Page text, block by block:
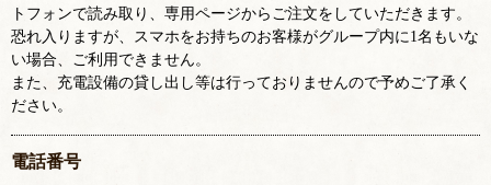
トフォンで読み取り、専用ページからご注文をしていただきます。
恐れ入りますが、スマホをお持ちのお客様がグループ内に1名もいな
い場合、ご利用できません。
また、充電設備の貸し出し等は行っておりませんので予めご了承く
ださい。
電話番号